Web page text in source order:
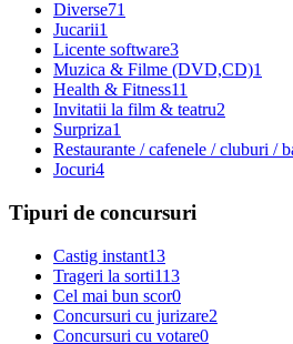
Diverse71
Jucarii1
Licente software3
Muzica & Filme (DVD,CD)1
Health & Fitness11
Invitatii la film & teatru2
Surpriza1
Restaurante / cafenele / cluburi /
Jocuri4
Tipuri de concursuri
Castig instant13
Trageri la sorti113
Cel mai bun scor0
Concursuri cu jurizare2
Concursuri cu votare0